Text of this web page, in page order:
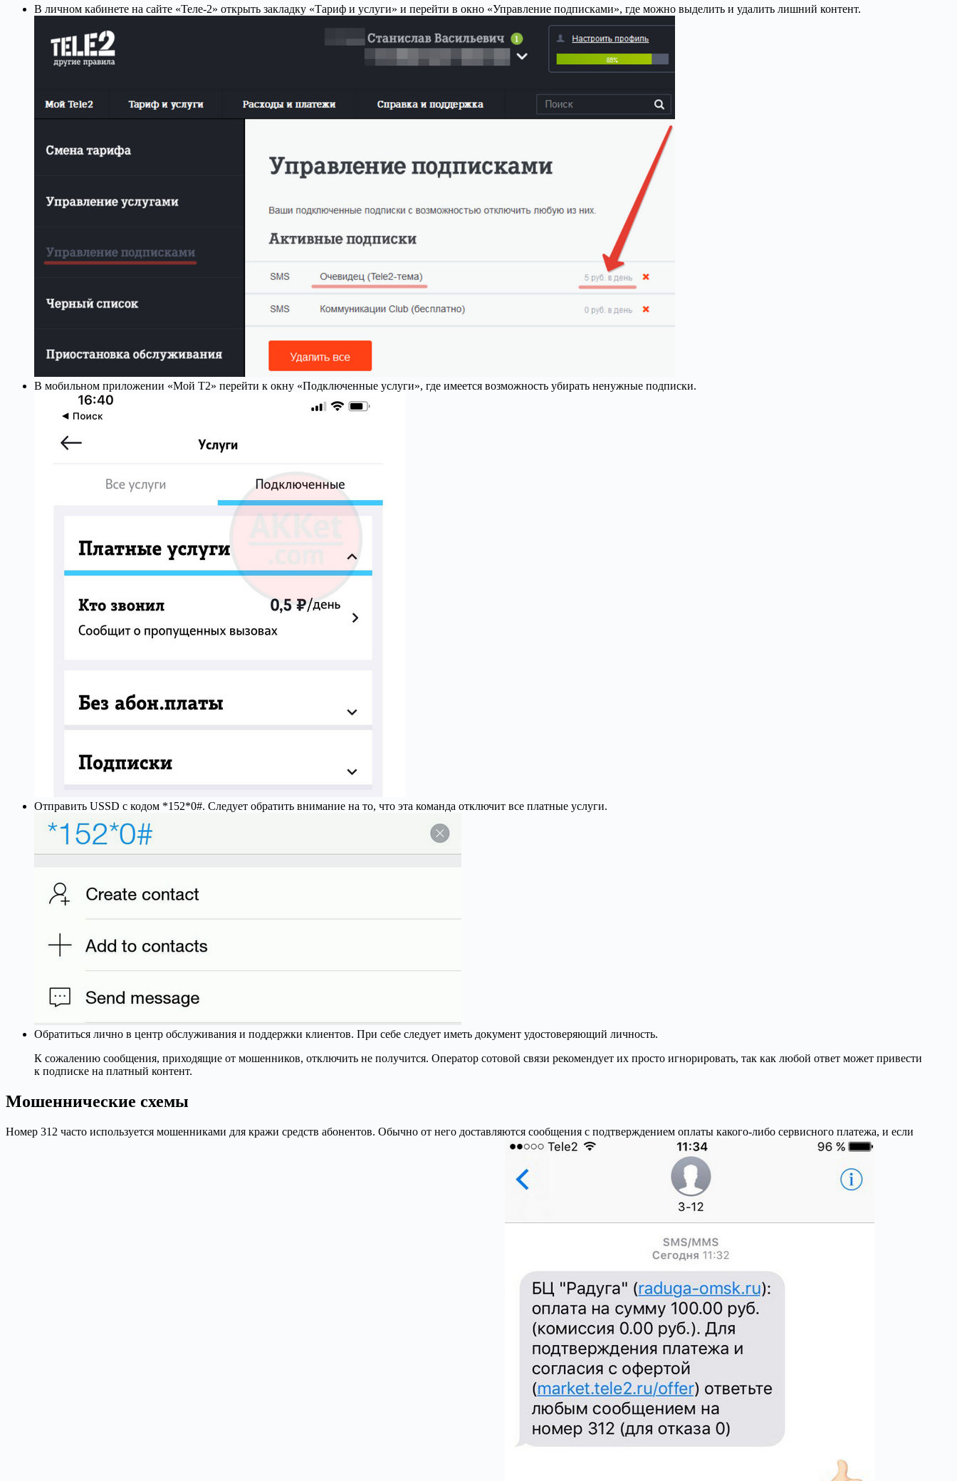
В личном кабинете на сайте «Теле-2» открыть закладку «Тариф и услуги» и перейти в окно «Управление подписками», где можно выделить и удалить лишний контент.
В мобильном приложении «Мой Т2» перейти к окну «Подключенные услуги», где имеется возможность убирать ненужные подписки.
Отправить USSD с кодом *152*0#. Следует обратить внимание на то, что эта команда отключит все платные услуги.
Обратиться лично в центр обслуживания и поддержки клиентов. При себе следует иметь документ удостоверяющий личность.
К сожалению сообщения, приходящие от мошенников, отключить не получится. Оператор сотовой связи рекомендует их просто игнорировать, так как любой ответ может привести
к подписке на платный контент.
Мошеннические схемы
Номер 312 часто используется мошенниками для кражи средств абонентов. Обычно от него доставляются сообщения с подтверждением оплаты какого-либо сервисного платежа, и если